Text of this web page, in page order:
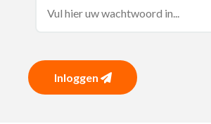
Inloggen